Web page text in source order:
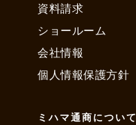
資料請求
ショールーム
会社情報
個人情報保護方針
ミハマ通商について